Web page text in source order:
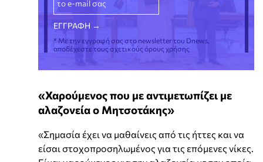
* Με την εγγραφή σας στο newsletter του Dnews,
αποδέχεστε τους σχετικούς όρους χρήσης
«Χαρούμενος που με αντιμετωπίζει με
αλαζονεία ο Μητσοτάκης»
«Σημασία έχει να μαθαίνεις από τις ήττες και να
είσαι στοχοπροσηλωμένος για τις επόμενες νίκες.